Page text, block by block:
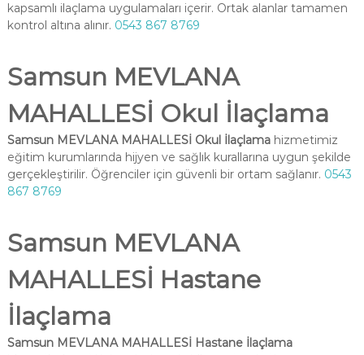
kapsamlı ilaçlama uygulamaları içerir. Ortak alanlar tamamen
kontrol altına alınır. 0543 867 8769
Samsun MEVLANA
MAHALLESİ Okul İlaçlama
Samsun MEVLANA MAHALLESİ Okul İlaçlamahizmetimiz
eğitim kurumlarında hijyen ve sağlık kurallarına uygun şekilde
gerçekleştirilir. Öğrenciler için güvenli bir ortam sağlanır. 0543
867 8769
Samsun MEVLANA
MAHALLESİ Hastane
İlaçlama
Samsun MEVLANA MAHALLESİ Hastane İlaçlama